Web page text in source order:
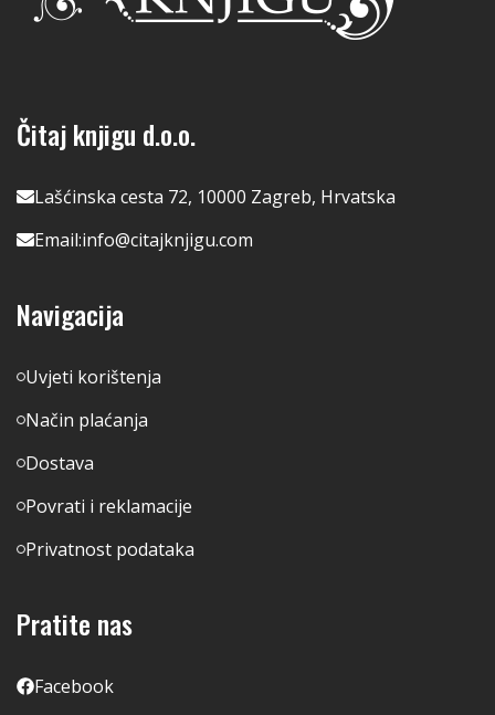
Čitaj knjigu d.o.o.
Lašćinska cesta 72, 10000 Zagreb, Hrvatska
Email:info@citajknjigu.com
Navigacija
Uvjeti korištenja
Način plaćanja
Dostava
Povrati i reklamacije
Privatnost podataka
Pratite nas
Facebook